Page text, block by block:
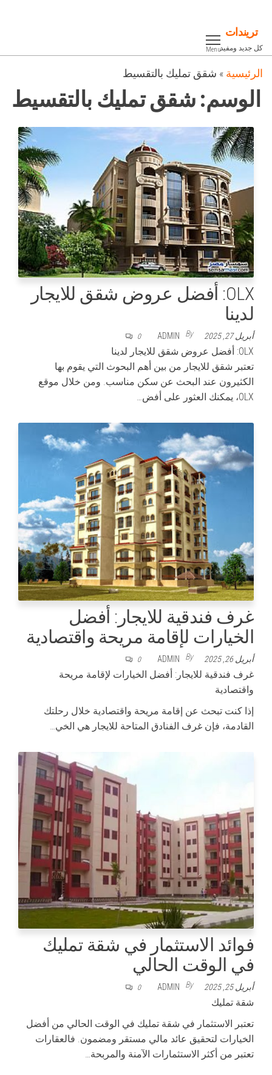
content
تريندات
كل جديد ومفيدMenu
الرئيسية » شقق تمليك بالتقسيط
الوسم: شقق تمليك بالتقسيط
OLX: أفضل عروض شقق للايجار
لدينا
أبريل 27, 2025 By
ADMIN
0
OLX: أفضل عروض شقق للايجار لدينا
تعتبر شقق للايجار من بين أهم البحوث التي يقوم بها
الكثيرون عند البحث عن سكن مناسب. ومن خلال موقع
OLX، يمكنك العثور على أفض…
غرف فندقية للايجار: أفضل
الخيارات لإقامة مريحة واقتصادية
أبريل 26, 2025 By
ADMIN
0
غرف فندقية للايجار: أفضل الخيارات لإقامة مريحة
واقتصادية
إذا كنت تبحث عن إقامة مريحة واقتصادية خلال رحلتك
القادمة، فإن غرف الفنادق المتاحة للايجار هي الخي…
فوائد الاستثمار في شقة تمليك
في الوقت الحالي
أبريل 25, 2025 By
ADMIN
0
شقة تمليك
تعتبر الاستثمار في شقة تمليك في الوقت الحالي من أفضل
الخيارات لتحقيق عائد مالي مستقر ومضمون. فالعقارات
تعتبر من أكثر الاستثمارات الآمنة والمربحة…